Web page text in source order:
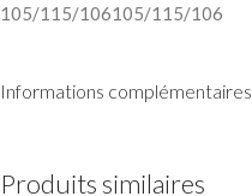
105/115/106105/115/106
Informations complémentaires
Produits similaires